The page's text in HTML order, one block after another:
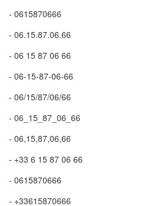
- 0615870666
- 06.15.87.06.66
- 06 15 87 06 66
- 06-15-87-06-66
- 06/15/87/06/66
- 06_15_87_06_66
- 06,15,87,06,66
- +33 6 15 87 06 66
- 0615870666
- +33615870666